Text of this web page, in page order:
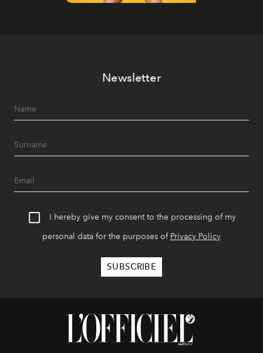
Newsletter
I hereby give my consent to the processing of my
personal data for the purposes of Privacy Policy